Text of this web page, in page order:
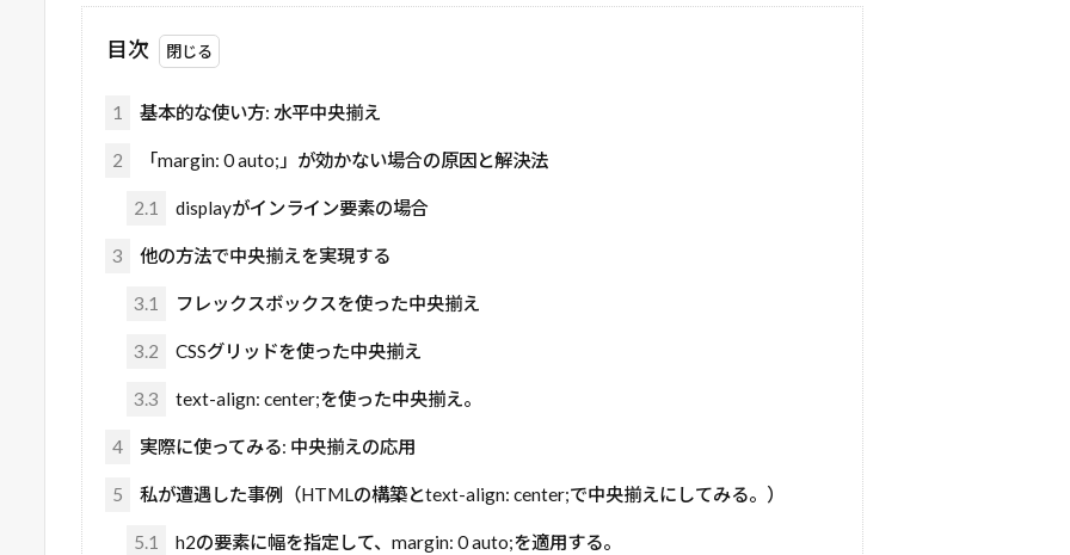
目次
1 基本的な使い方: 水平中央揃え
2 「margin: 0 auto;」が効かない場合の原因と解決法
2.1 displayがインライン要素の場合
3 他の方法で中央揃えを実現する
3.1 フレックスボックスを使った中央揃え
3.2 CSSグリッドを使った中央揃え
3.3 text-align: center;を使った中央揃え。
4 実際に使ってみる: 中央揃えの応用
5 私が遭遇した事例（HTMLの構築とtext-align: center;で中央揃えにしてみる。）
5.1 h2の要素に幅を指定して、margin: 0 auto;を適用する。